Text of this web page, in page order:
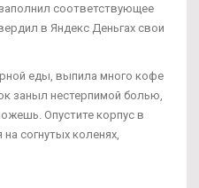
соответствующее
в Яндекс Деньгах свои
еды, выпила много кофе
заныл нестерпимой болью,
Опустите корпус в
согнутых коленях,